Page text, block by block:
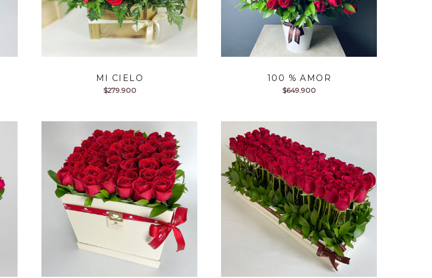
MI CIELO
$279.900
100 % AMOR
$649.900